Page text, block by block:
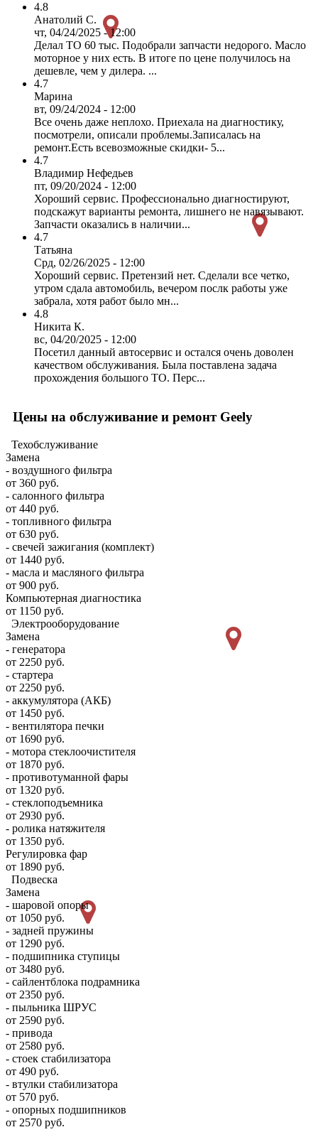
4.8
Анатолий С.
чт, 04/24/2025 - 12:00
Делал ТО 60 тыс. Подобрали запчасти недорого. Масло
моторное у них есть. В итоге по цене получилось на
дешевле, чем у дилера. ...
4.7
Марина
вт, 09/24/2024 - 12:00
Все очень даже неплохо. Приехала на диагностику,
посмотрели, описали проблемы.Записалась на
ремонт.Есть всевозможные скидки- 5...
4.7
Владимир Нефедьев
пт, 09/20/2024 - 12:00
Хороший сервис. Профессионально диагностируют,
подскажут варианты ремонта, лишнего не навязывают.
Запчасти оказались в наличии...
4.7
Татьяна
Срд, 02/26/2025 - 12:00
Хороший сервис. Претензий нет. Сделали все четко,
утром сдала автомобиль, вечером послк работы уже
забрала, хотя работ было мн...
4.8
Никита К.
вс, 04/20/2025 - 12:00
Посетил данный автосервис и остался очень доволен
качеством обслуживания. Была поставлена задача
прохождения большого ТО. Перс...
Цены на обслуживание и ремонт Geely
Техобслуживание
Замена
- воздушного фильтра
от 360 руб.
- салонного фильтра
от 440 руб.
- топливного фильтра
от 630 руб.
- свечей зажигания (комплект)
от 1440 руб.
- масла и масляного фильтра
от 900 руб.
Компьютерная диагностика
от 1150 руб.
Электрооборудование
Замена
- генератора
от 2250 руб.
- стартера
от 2250 руб.
- аккумулятора (АКБ)
от 1450 руб.
- вентилятора печки
от 1690 руб.
- мотора стеклоочистителя
от 1870 руб.
- противотуманной фары
от 1320 руб.
- стеклоподъемника
от 2930 руб.
- ролика натяжителя
от 1350 руб.
Регулировка фар
от 1890 руб.
Подвеска
Замена
- шаровой опоры
от 1050 руб.
- задней пружины
от 1290 руб.
- подшипника ступицы
от 3480 руб.
- сайлентблока подрамника
от 2350 руб.
- пыльника ШРУС
от 2590 руб.
- привода
от 2580 руб.
- стоек стабилизатора
от 490 руб.
- втулки стабилизатора
от 570 руб.
- опорных подшипников
от 2570 руб.